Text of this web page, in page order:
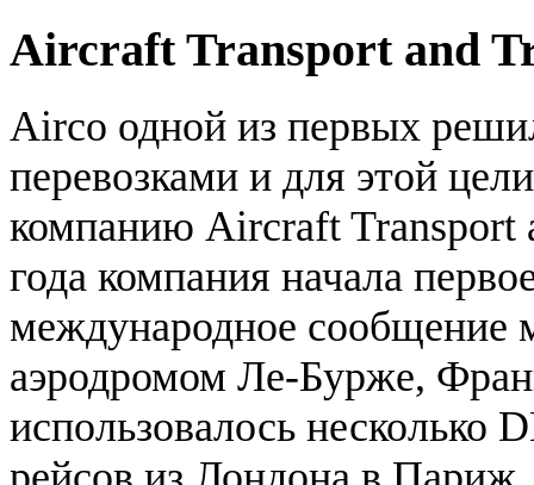
Aircraft Transport and
Airco одной из первых
перевозками и для этой
компанию Aircraft Transport
года компания начала
международное сообщение
аэродромом Ле-Бурже,
использовалось